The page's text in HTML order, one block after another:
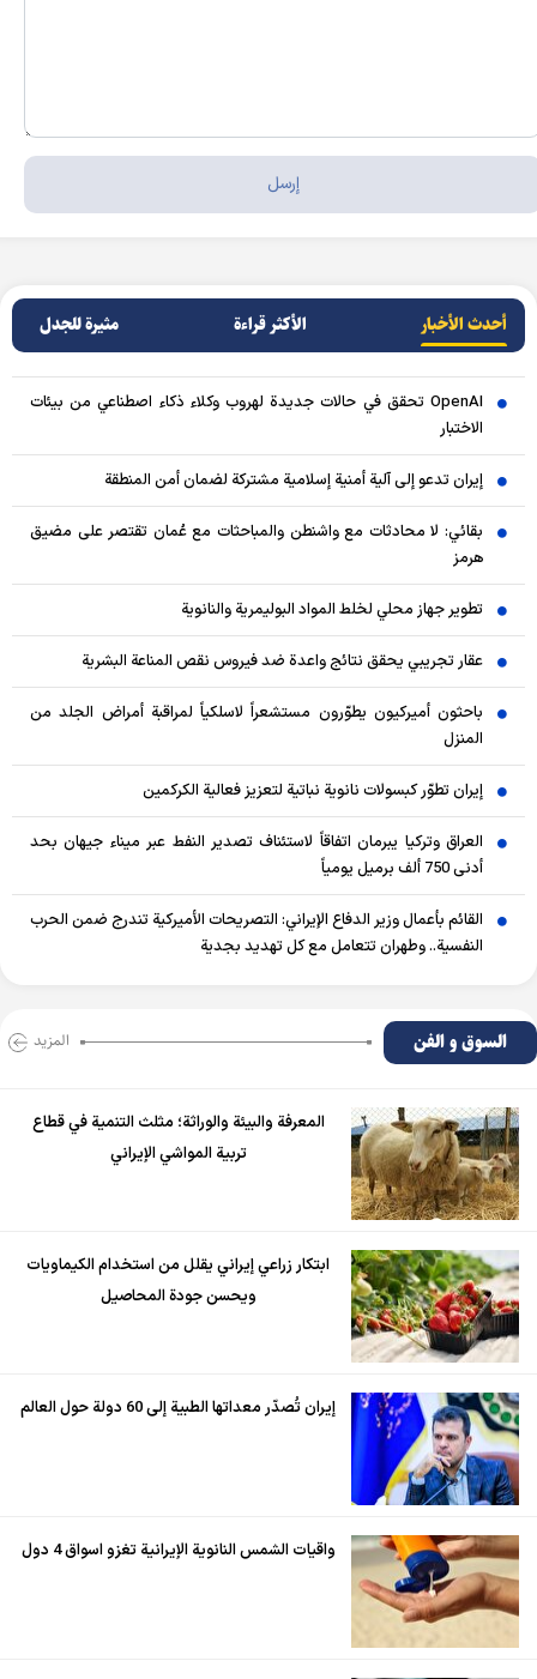
أحدث الأخبار الأکثر قراءة مثيرة للجدل
OpenAI تحقق في حالات جديدة لهروب وكلاء ذكاء اصطناعي من بيئات
الاختبار
إيران تدعو إلى آلية أمنية إسلامية مشتركة لضمان أمن المنطقة
بقائي: لا محادثات مع واشنطن والمباحثات مع عُمان تقتصر على مضيق
هرمز
تطوير جهاز محلي لخلط المواد البوليمرية والنانوية
عقار تجريبي يحقق نتائج واعدة ضد فيروس نقص المناعة البشرية
باحثون أميركيون يطوّرون مستشعراً لاسلكياً لمراقبة أمراض الجلد من
المنزل
إيران تطوّر كبسولات نانوية نباتية لتعزيز فعالية الكركمين
العراق وتركيا يبرمان اتفاقاً لاستئناف تصدير النفط عبر ميناء جيهان بحد
أدنى 750 ألف برميل يومياً
القائم بأعمال وزير الدفاع الإيراني: التصريحات الأميركية تندرج ضمن الحرب
النفسية.. وطهران تتعامل مع كل تهديد بجدية
السوق و الفن المزید
المعرفة والبيئة والوراثة؛ مثلث التنمية في قطاع
تربية المواشي الإيراني
ابتكار زراعي إيراني يقلل من استخدام الكيماويات
ويحسن جودة المحاصيل
إيران تُصدّر معداتها الطبية إلى 60 دولة حول العالم
واقيات الشمس النانوية الإيرانية تغزو اسواق 4 دول